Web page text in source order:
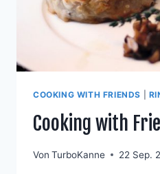
COOKING WITH FRIENDS
Cooking with
Von TurboKanne 22 Sep.